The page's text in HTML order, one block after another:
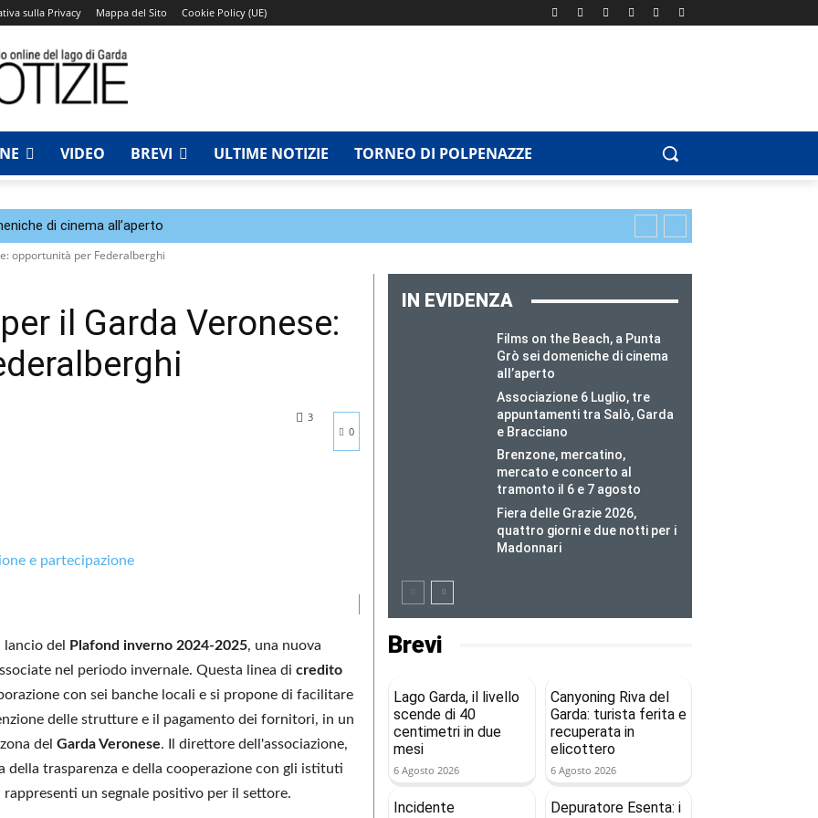
sulla Privacy Mappa del Sito Cookie Policy (UE)
VIDEO BREVI ULTIME NOTIZIE TORNEO DI POLPENAZZE
di cinema all’aperto
opportunità per Federalberghi
il Garda Veronese:
0
3
del Plafond inverno 2024-2025, una nuova
nel periodo invernale. Questa linea di credito
con sei banche locali e si propone di facilitare
delle strutture e il pagamento dei fornitori, in un
del Garda Veronese. Il direttore dell'associazione,
trasparenza e della cooperazione con gli istituti
un segnale positivo per il settore.
IN EVIDENZA
Films on the Beach, a Punta
Grò sei domeniche di cinema
all’aperto
Associazione 6 Luglio, tre
appuntamenti tra Salò, Garda
e Bracciano
Brenzone, mercatino,
mercato e concerto al
tramonto il 6 e 7 agosto
Fiera delle Grazie 2026,
quattro giorni e due notti per i
Madonnari
Brevi
Lago Garda, il livello
scende di 40
centimetri in due
mesi
6 Agosto 2026
Canyoning Riva del
Garda: turista ferita e
recuperata in
elicottero
6 Agosto 2026
Incidente
Depuratore Esenta: i